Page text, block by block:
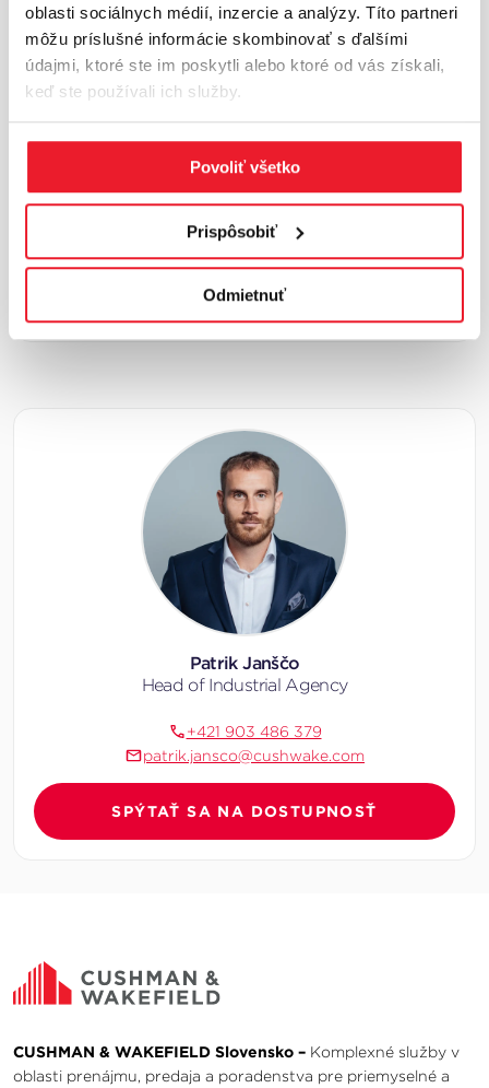
oblasti sociálnych médií, inzercie a analýzy. Títo partneri
môžu príslušné informácie skombinovať s ďalšími
údajmi, ktoré ste im poskytli alebo ktoré od vás získali,
keď ste používali ich služby.
Povoliť všetko
Prispôsobiť
Odmietnuť
koncentrované najmä v Prešove a...
Viac o lokalite
Základné trhové ukazovatele
V procese výstavby: 39 700 m²
Základné nájomné: 5,30 €
Patrik Janščo
Head of Industrial Agency
+421 903 486 379
patrik.jansco@cushwake.com
SPÝTAŤ SA NA DOSTUPNOSŤ
CUSHMAN & WAKEFIELD Slovensko – Komplexné služby v
oblasti prenájmu, predaja a poradenstva pre priemyselné a